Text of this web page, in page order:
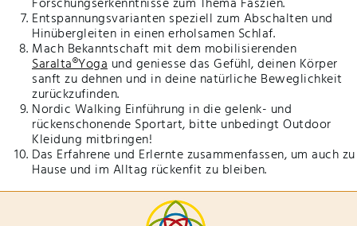
Entspannungsvarianten speziell zum Abschalten und
Hinübergleiten in einen erholsamen Schlaf.
Mach Bekanntschaft mit dem mobilisierenden
Saralta®Yoga und geniesse das Gefühl, deinen Körper
sanft zu dehnen und in deine natürliche Beweglichkeit
zurückzufinden.
Nordic Walking Einführung in die gelenk- und
rückenschonende Sportart, bitte unbedingt Outdoor
Kleidung mitbringen!
Das Erfahrene und Erlernte zusammenfassen, um auch zu
Hause und im Alltag rückenfit zu bleiben.